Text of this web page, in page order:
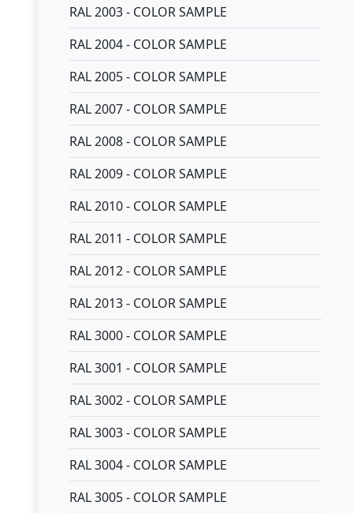
RAL 2003 - COLOR SAMPLE
RAL 2004 - COLOR SAMPLE
RAL 2005 - COLOR SAMPLE
RAL 2007 - COLOR SAMPLE
RAL 2008 - COLOR SAMPLE
RAL 2009 - COLOR SAMPLE
RAL 2010 - COLOR SAMPLE
RAL 2011 - COLOR SAMPLE
RAL 2012 - COLOR SAMPLE
RAL 2013 - COLOR SAMPLE
RAL 3000 - COLOR SAMPLE
RAL 3001 - COLOR SAMPLE
RAL 3002 - COLOR SAMPLE
RAL 3003 - COLOR SAMPLE
RAL 3004 - COLOR SAMPLE
RAL 3005 - COLOR SAMPLE